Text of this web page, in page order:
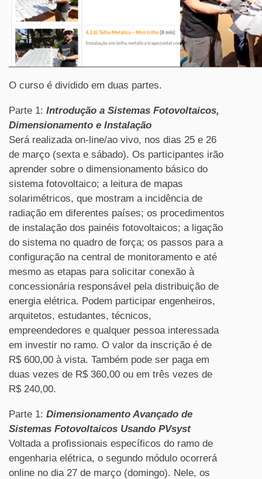
O curso é dividido em duas partes.
Parte 1: Introdução a Sistemas Fotovoltaicos,
Dimensionamento e Instalação
Será realizada on-line/ao vivo, nos dias 25 e 26
de março (sexta e sábado). Os participantes irão
aprender sobre o dimensionamento básico do
sistema fotovoltaico; a leitura de mapas
solarimétricos, que mostram a incidência de
radiação em diferentes países; os procedimentos
de instalação dos painéis fotovoltaicos; a ligação
do sistema no quadro de força; os passos para a
configuração na central de monitoramento e até
mesmo as etapas para solicitar conexão à
concessionária responsável pela distribuição de
energia elétrica. Podem participar engenheiros,
arquitetos, estudantes, técnicos,
empreendedores e qualquer pessoa interessada
em investir no ramo. O valor da inscrição é de
R$ 600,00 à vista. Também pode ser paga em
duas vezes de R$ 360,00 ou em três vezes de
R$ 240,00.
Parte 1: Dimensionamento Avançado de
Sistemas Fotovoltaicos Usando PVsyst
Voltada a profissionais específicos do ramo de
engenharia elétrica, o segundo módulo ocorrerá
online no dia 27 de março (domingo). Nele, os